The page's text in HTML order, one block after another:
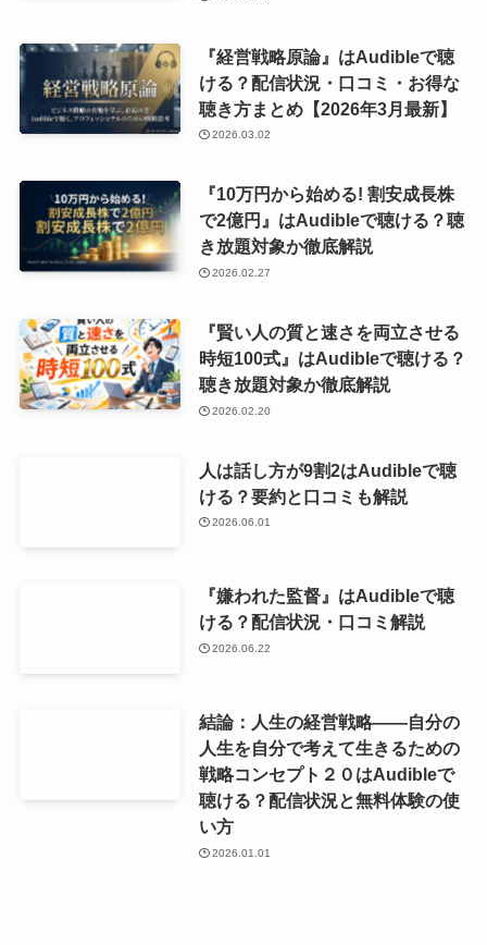
『経営戦略原論』はAudibleで聴
ける？配信状況・口コミ・お得な
聴き方まとめ【2026年3月最新】
2026.03.02
『10万円から始める! 割安成長株
で2億円』はAudibleで聴ける？聴
き放題対象か徹底解説
2026.02.27
『賢い人の質と速さを両立させる
時短100式』はAudibleで聴ける？
聴き放題対象か徹底解説
2026.02.20
人は話し方が9割2はAudibleで聴
ける？要約と口コミも解説
2026.06.01
『嫌われた監督』はAudibleで聴
ける？配信状況・口コミ解説
2026.06.22
結論：人生の経営戦略――自分の
人生を自分で考えて生きるための
戦略コンセプト２０はAudibleで
聴ける？配信状況と無料体験の使
い方
2026.01.01